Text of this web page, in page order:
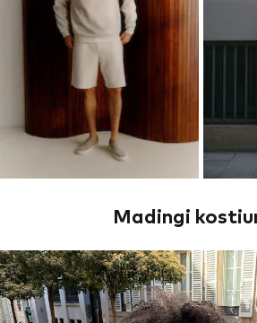
Madingi